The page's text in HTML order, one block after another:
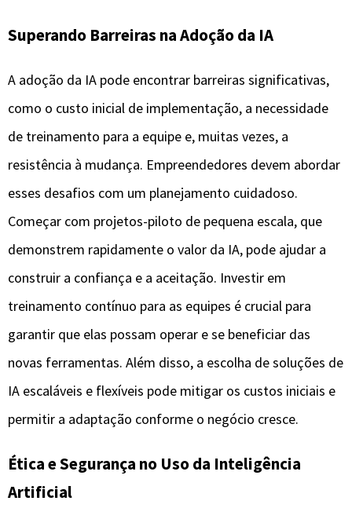
Superando Barreiras na Adoção da IA
A adoção da IA pode encontrar barreiras significativas,
como o custo inicial de implementação, a necessidade
de treinamento para a equipe e, muitas vezes, a
resistência à mudança. Empreendedores devem abordar
esses desafios com um planejamento cuidadoso.
Começar com projetos-piloto de pequena escala, que
demonstrem rapidamente o valor da IA, pode ajudar a
construir a confiança e a aceitação. Investir em
treinamento contínuo para as equipes é crucial para
garantir que elas possam operar e se beneficiar das
novas ferramentas. Além disso, a escolha de soluções de
IA escaláveis e flexíveis pode mitigar os custos iniciais e
permitir a adaptação conforme o negócio cresce.
Ética e Segurança no Uso da Inteligência
Artificial